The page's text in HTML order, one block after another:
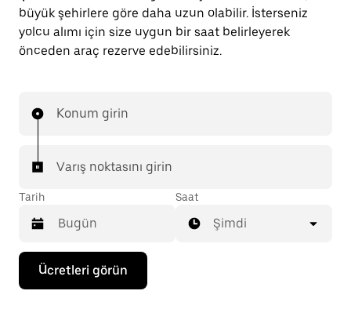
büyük şehirlere göre daha uzun olabilir. İsterseniz
yolcu alımı için size uygun bir saat belirleyerek
önceden araç rezerve edebilirsiniz.
Konum girin
Varış noktasını girin
Tarih
Takvimle
etkileşime
geçmek
Saat
Şimdi
Ücretleri görün